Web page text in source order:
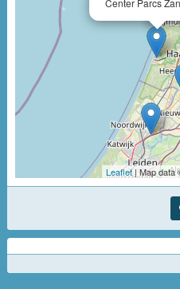
Center Parcs
Leaflet| Map data